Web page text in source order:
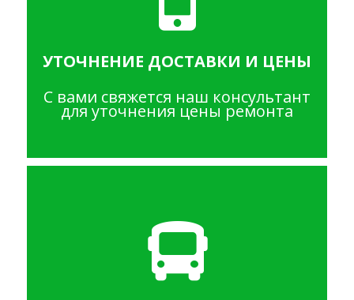
УТОЧНЕНИЕ ДОСТАВКИ И ЦЕНЫ
С вами свяжется наш консультант
для уточнения цены ремонта